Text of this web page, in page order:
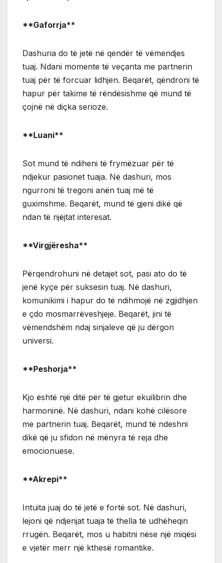
**Gaforrja**
Dashuria do të jetë në qendër të vëmendjes
tuaj. Ndani momente të veçanta me partnerin
tuaj për të forcuar lidhjen. Beqarët, qëndroni të
hapur për takime të rëndësishme që mund të
çojnë në diçka serioze.
**Luani**
Sot mund të ndiheni të frymëzuar për të
ndjekur pasionet tuaja. Në dashuri, mos
ngurroni të tregoni anën tuaj më të
guximshme. Beqarët, mund të gjeni dikë që
ndan të njëjtat interesat.
**Virgjëresha**
Përqendrohuni në detajet sot, pasi ato do të
jenë kyçe për suksesin tuaj. Në dashuri,
komunikimi i hapur do të ndihmojë në zgjidhjen
e çdo mosmarrëveshjeje. Beqarët, jini të
vëmendshëm ndaj sinjaleve që ju dërgon
universi.
**Peshorja**
Kjo është një ditë për të gjetur ekuilibrin dhe
harmoninë. Në dashuri, ndani kohë cilësore
me partnerin tuaj. Beqarët, mund të ndeshni
dikë që ju sfidon në mënyra të reja dhe
emocionuese.
**Akrepi**
Intuita juaj do të jetë e fortë sot. Në dashuri,
lejoni që ndjenjat tuaja të thella të udhëheqin
rrugën. Beqarët, mos u habitni nëse një miqësi
e vjetër merr një kthesë romantike.